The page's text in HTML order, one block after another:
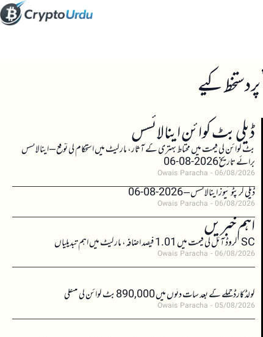
ڈیلی بٹ کوائن اینالائسس
بٹ کوائن کی قیمت میں محتاط بہتری کے آثار، مارکیٹ میں استحکام کی توقع – اینالائسس
برائے تاریخ 2026-08-06
Owais Paracha 06/08/2026
ڈیلی کرپٹو نیوز اینالائسس – 2026-08-06
Owais Paracha 06/08/2026
اہم خبریں
SC کروڈ آئل کی قیمت میں 1.01 فیصد اضافہ، مارکیٹ میں اہم تبدیلیاں
Owais Paracha 06/08/2026
کولڈکارڈ حملے کے بعد سات دنوں میں 890,000 بٹ کوائن کی منتقلی
Owais Paracha 05/08/2026